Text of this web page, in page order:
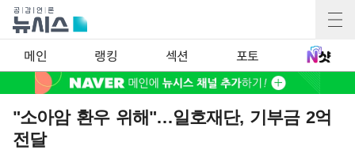
메인 랭킹 섹션 포토
"소아암 환우 위해"…일호재단, 기부금 2억
전달